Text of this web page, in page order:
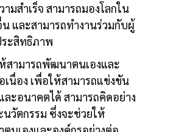
มสำเร็จ สามารถมองโลกใน
และสามารถทำงานร่วมกับผู้
ะสิทธิภาพ
สามารถพัฒนาตนเองและ
เนื่อง เพื่อให้สามารถแข่งขัน
ะอนาคตได้ สามารถคิดอย่าง
นวัตกรรม ซึ่งจะช่วยให้